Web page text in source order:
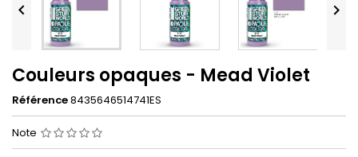
 
Couleurs opaques - Mead Violet
Référence8435646514741ES
Note